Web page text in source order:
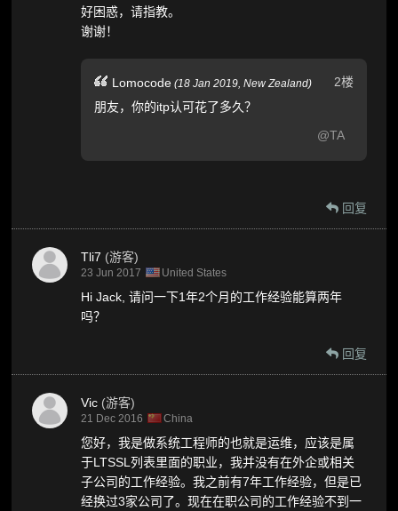
好困惑，请指教。
谢谢！
2楼
Lomocode (18 Jan 2019,New Zealand)
朋友，你的itp认可花了多久？
@TA
回复
Tli7 (游客)
23 Jun 2017 United States
Hi Jack, 请问一下1年2个月的工作经验能算两年
吗？
回复
Vic (游客)
21 Dec 2016 China
您好，我是做系统工程师的也就是运维，应该是属
于LTSSL列表里面的职业，我并没有在外企或相关
子公司的工作经验。我之前有7年工作经验，但是已
经换过3家公司了。现在在职公司的工作经验不到一